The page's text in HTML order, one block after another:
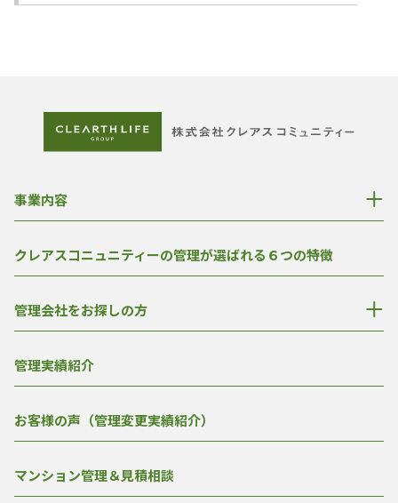
事業内容
クレアスコニュニティーの管理が選ばれる６つの特徴
管理会社をお探しの方
管理実績紹介
お客様の声（管理変更実績紹介）
マンション管理＆見積相談